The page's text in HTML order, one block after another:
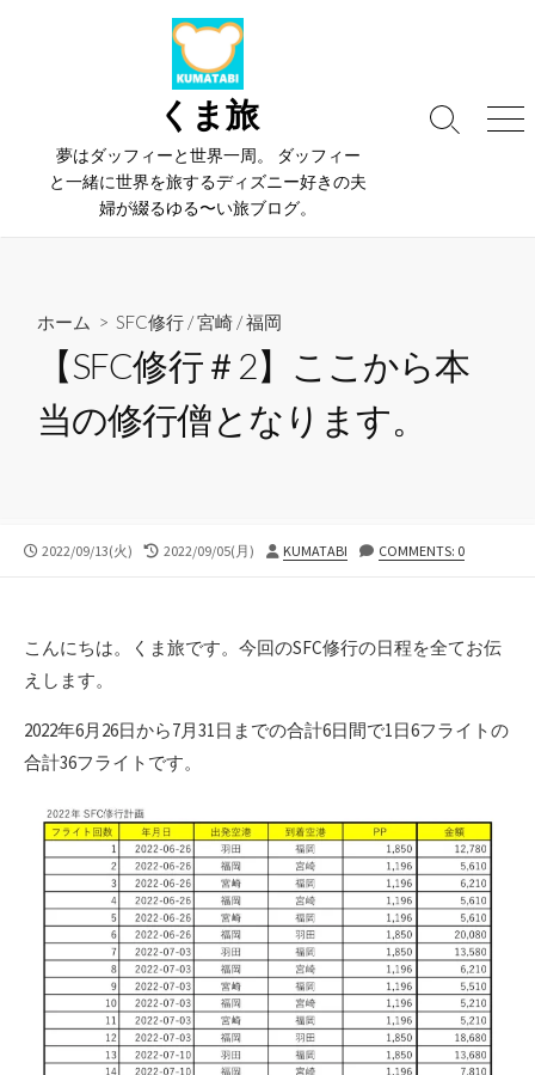
くま旅
夢はダッフィーと世界一周。 ダッフィー
と一緒に世界を旅するディズニー好きの夫
婦が綴るゆる〜い旅ブログ。
検
メ
ホーム > SFC修行 /宮崎 /福岡
【SFC修行＃2】ここから本
当の修行僧となります。
公
2022/09/13(火)
最
日
2022/09/05(月)
投
KUMATABI COMMENTS: 0
こんにちは。くま旅です。今回のSFC修行の日程を全てお伝
えします。
2022年6月26日から7月31日までの合計6日間で1日6フライトの
合計36フライトです。